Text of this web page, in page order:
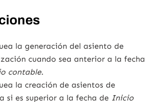
la generación del asiento de
cuando sea anterior a la fecha
contable.
la creación de asientos de
si es superior a la fecha de Inicio